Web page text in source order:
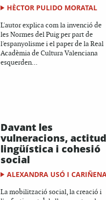
HÈCTOR PULIDO MORATAL
L'autor explica com la invenció de
les Normes del Puig per part de
l'espanyolisme i el paper de la Real
Acadèmia de Cultura Valenciana
esquerden...
Davant les
vulneracions, actitud
lingüística i cohesió
social
ALEXANDRA USÓ I
La mobilització social, la creació i